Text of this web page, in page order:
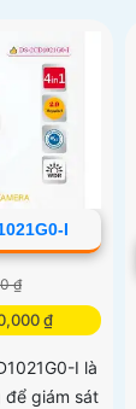
I
₫
₫
I là
để giám sát